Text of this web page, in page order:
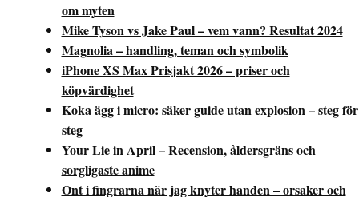
om myten
Mike Tyson vs Jake Paul – vem vann? Resultat 2024
Magnolia – handling, teman och symbolik
iPhone XS Max Prisjakt 2026 – priser och
köpvärdighet
Koka ägg i micro: säker guide utan explosion – steg för
steg
Your Lie in April – Recension, åldersgräns och
sorgligaste anime
Ont i fingrarna när jag knyter handen – orsaker och